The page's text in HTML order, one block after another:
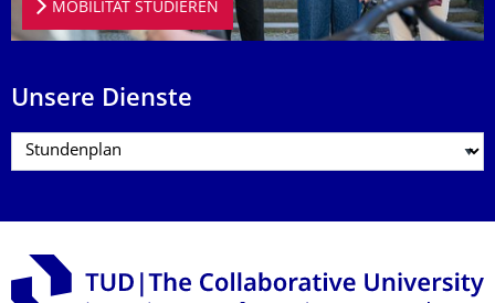
MOBILITÄT STUDIEREN
Unsere Dienste